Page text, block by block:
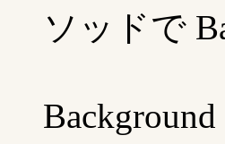
ソッドで